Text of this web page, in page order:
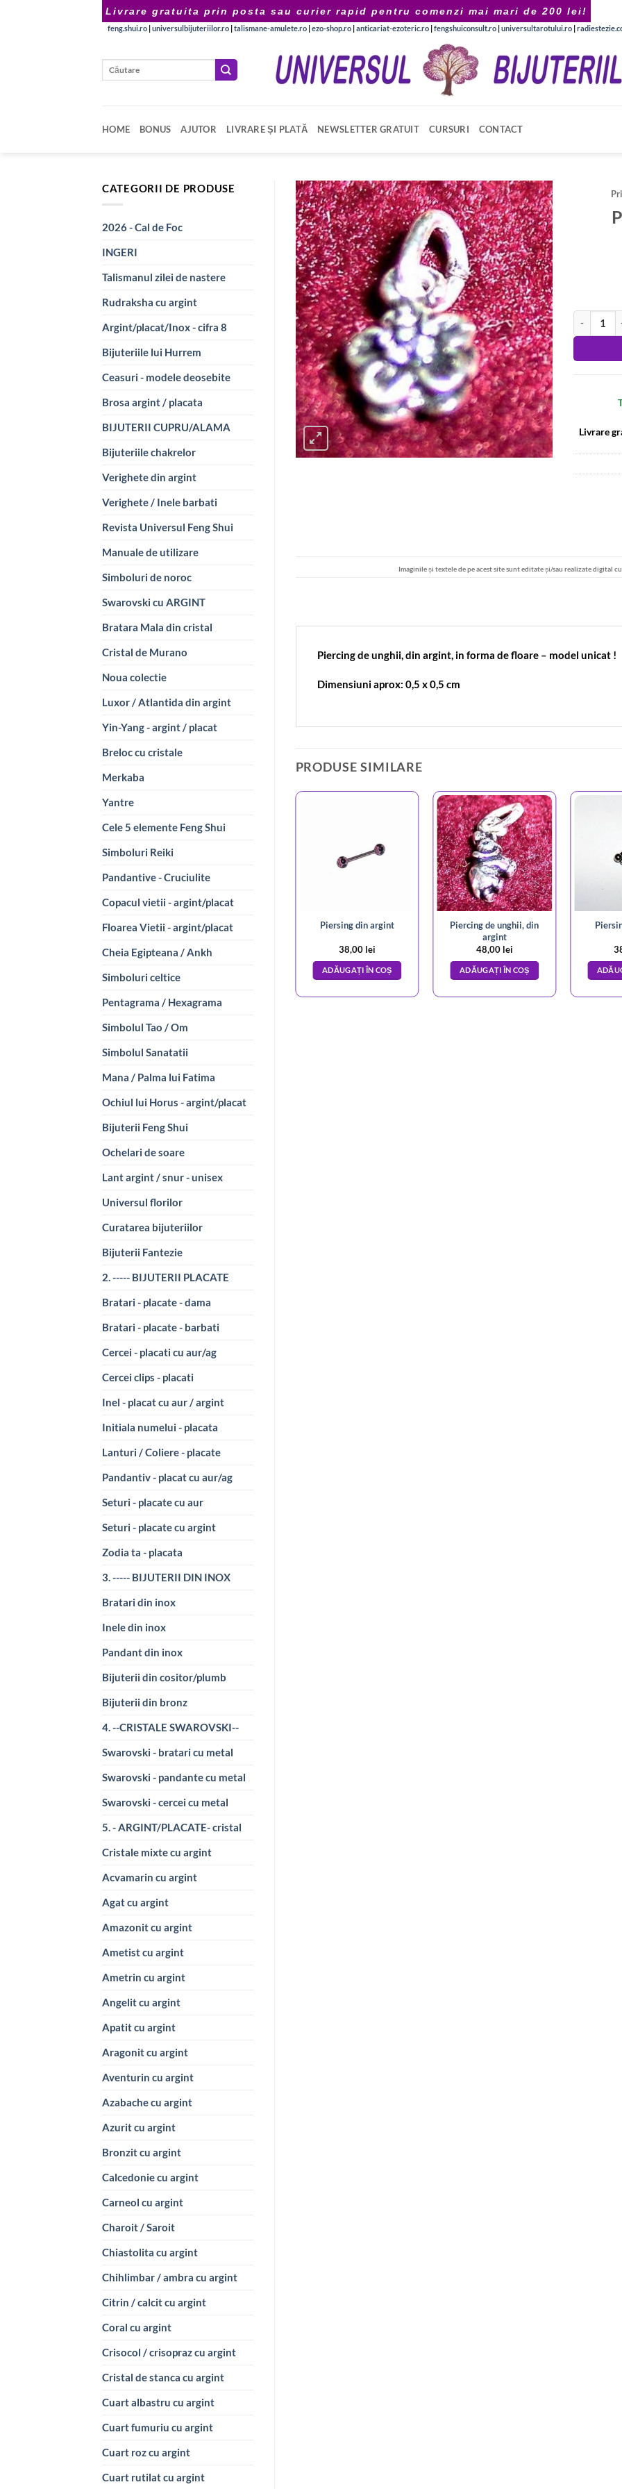
Livrare gratuita prin posta sau curier rapid pentru comenzi mai mari de 200 lei!
feng.shui.ro|universulbijuteriilor.ro|talismane-amulete.ro|ezo-shop.ro|anticariat-ezoteric.ro|fengshuiconsult.ro|universultarotului.ro|
Caută
HOME BONUS AJUTOR LIVRARE ȘI PLATĂ NEWSLETTER GRATUIT CURSURI CONTACT
CATEGORII DE PRODUSE
2026 - Cal de Foc
INGERI
Talismanul zilei de nastere
Rudraksha cu argint
Argint/placat/Inox - cifra 8
Bijuteriile lui Hurrem
Ceasuri - modele deosebite
Brosa argint / placata
BIJUTERII CUPRU/ALAMA
Bijuteriile chakrelor
Verighete din argint
Verighete / Inele barbati
Revista Universul Feng Shui
Manuale de utilizare
Simboluri de noroc
Swarovski cu ARGINT
Bratara Mala din cristal
Cristal de Murano
Noua colectie
Luxor / Atlantida din argint
Yin-Yang - argint / placat
Breloc cu cristale
Merkaba
Yantre
Cele 5 elemente Feng Shui
Simboluri Reiki
Pandantive - Cruciulite
Copacul vietii - argint/placat
Floarea Vietii - argint/placat
Cheia Egipteana / Ankh
Simboluri celtice
Pentagrama / Hexagrama
Simbolul Tao / Om
Simbolul Sanatatii
Mana / Palma lui Fatima
Ochiul lui Horus - argint/placat
Bijuterii Feng Shui
Ochelari de soare
Lant argint / snur - unisex
Universul florilor
Curatarea bijuteriilor
Bijuterii Fantezie
2. ----- BIJUTERII PLACATE
Bratari - placate - dama
Bratari - placate - barbati
Cercei - placati cu aur/ag
Cercei clips - placati
Inel - placat cu aur / argint
Initiala numelui - placata
Lanturi / Coliere - placate
Pandantiv - placat cu aur/ag
Seturi - placate cu aur
Seturi - placate cu argint
Zodia ta - placata
3. ----- BIJUTERII DIN INOX
Bratari din inox
Inele din inox
Pandant din inox
Bijuterii din cositor/plumb
Bijuterii din bronz
4. --CRISTALE SWAROVSKI--
Swarovski - bratari cu metal
Swarovski - pandante cu metal
Swarovski - cercei cu metal
5. - ARGINT/PLACATE- cristal
Cristale mixte cu argint
Acvamarin cu argint
Agat cu argint
Amazonit cu argint
Ametist cu argint
Ametrin cu argint
Angelit cu argint
Apatit cu argint
Aragonit cu argint
Aventurin cu argint
Azabache cu argint
Azurit cu argint
Bronzit cu argint
Calcedonie cu argint
Carneol cu argint
Charoit / Saroit
Chiastolita cu argint
Chihlimbar / ambra cu argint
Citrin / calcit cu argint
Coral cu argint
Crisocol / crisopraz cu argint
Cristal de stanca cu argint
Cuart albastru cu argint
Cuart fumuriu cu argint
Cuart roz cu argint
Cuart rutilat cu argint
Alternative:
Livrare
Imaginile și textele de pe acest site sunt editate și/sau realizate digital
Piercing de unghii, din argint, in forma de floare – model unicat !
Dimensiuni aprox: 0,5 x 0,5 cm
PRODUSE SIMILARE
Piersing din argint
38,00 lei
ADĂUGAȚI ÎN COȘ
Piercing de unghii, din
argint
48,00 lei
ADĂUGAȚI ÎN COȘ